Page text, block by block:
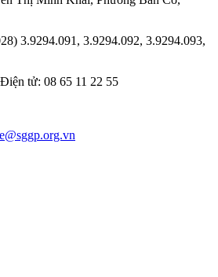
3.9294.091, 3.9294.092, 3.9294.093,
tử: 08 65 11 22 55